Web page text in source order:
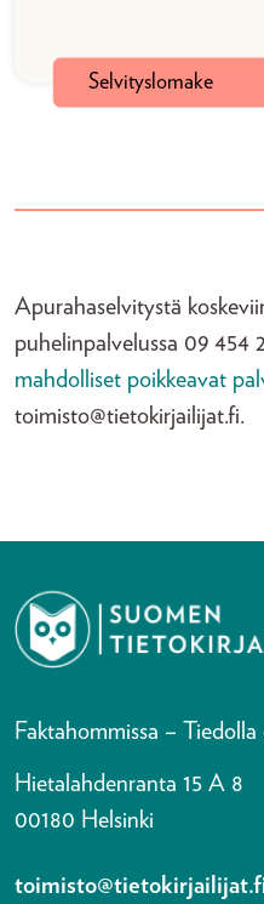
Selvityslomake
Apurahaselvitystä
puhelinpalvelussa 09 454
mahdolliset poikkeavat
toimisto@tietokirjailijat.fi.
Faktahommissa – Tiedolla
Hietalahdenranta 15 A 8
00180 Helsinki